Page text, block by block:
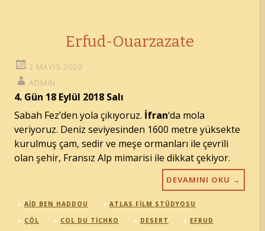
Erfud-Ouarzazate
2 MAYIS 2020
ADMIN
4. Gün 18 Eylül 2018 Salı
Sabah Fez’den yola çıkıyoruz. İfran‘da mola
veriyoruz. Deniz seviyesinden 1600 metre yüksekte
kurulmuş çam, sedir ve meşe ormanları ile çevrili
olan şehir, Fransız Alp mimarisi ile dikkat çekiyor.
DEVAMINI OKU →
AID BEN HADDOU
ATLAS FILM STÜDYOSU
ÇÖL
COL DU TICHKO DESERT
EFRUD